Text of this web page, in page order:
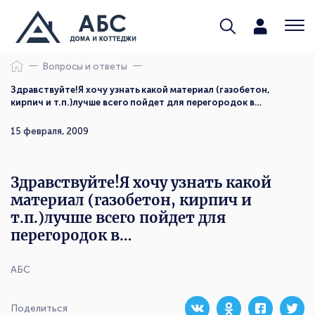
Вопросы и ответы
Здравствуйте!Я хочу узнать какой материал (газобетон,
кирпич и т.п.)лучше всего пойдет для перегородок в…
АБС
15 февраля, 2009
Здравствуйте!Я хочу узнать какой
материал (газобетон, кирпич и
т.п.)лучше всего пойдет для
перегородок в…
Поделиться